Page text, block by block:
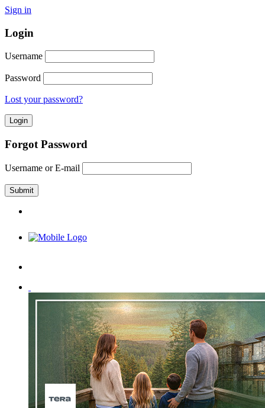
Sign in
Login
Username
Password
Lost your password?
Forgot Password
Username or E-mail